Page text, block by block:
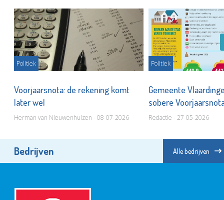
Politiek
Voorjaarsnota: de rekening komt
later wel
Herman van Nieuwenhuizen - 08-07-2026
Politiek
Gemeente
sobere
Redactie - 27-05-2026
Bedrijven Alle bedrijven